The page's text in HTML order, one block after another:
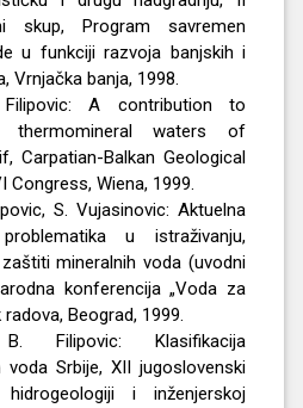
skup, Program savremen
u funkciji razvoja banjskih i
Vrnjačka banja, 1998.
A contribution to
thermomineral waters of
Carpatian-Balkan Geological
Congress, Wiena, 1999.
S. Vujasinovic: Aktuelna
u istraživanju,
mineralnih voda (uvodni
konferencija „Voda za
radova, Beograd, 1999.
Filipovic: Klasifikacija
voda Srbije, XII jugoslovenski
i inženjerskoj